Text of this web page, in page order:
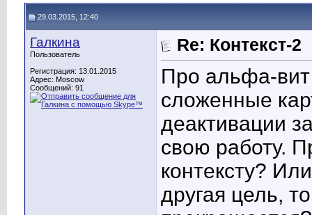
29.03.2015, 12:40
Галкина
Пользователь
Регистрация: 13.01.2015
Адрес: Moscow
Сообщений: 91
Re: Контекст-2
Про альфа-
сложенные
деактивации
свою работу.
контексту?
другая цель,